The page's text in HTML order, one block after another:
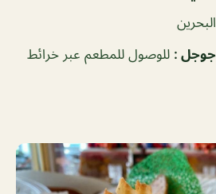
جوجل : للوصول للمطعم عبر خرائط